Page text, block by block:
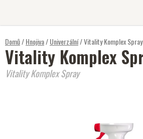
Domů/Hnojiva/Univerzální/Vitality Komplex Spray
Vitality Komplex
Vitality Komplex Spray